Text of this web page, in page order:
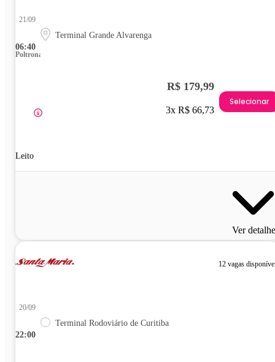
06:40
21/09
Terminal Grande Alvarenga
Poltrona
Leito
R$ 179,99
3x R$ 66,73
Selecionar
Ver
12 vagas
22:00
20/09
Terminal Rodoviário de Curitiba